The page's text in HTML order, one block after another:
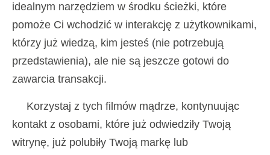
idealnym narzędziem w środku ścieżki, które
pomoże Ci wchodzić w interakcję z użytkownikami,
którzy już wiedzą, kim jesteś (nie potrzebują
przedstawienia), ale nie są jeszcze gotowi do
zawarcia transakcji.
Korzystaj z tych filmów mądrze, kontynuując
kontakt z osobami, które już odwiedziły Twoją
witrynę, już polubiły Twoją markę lub